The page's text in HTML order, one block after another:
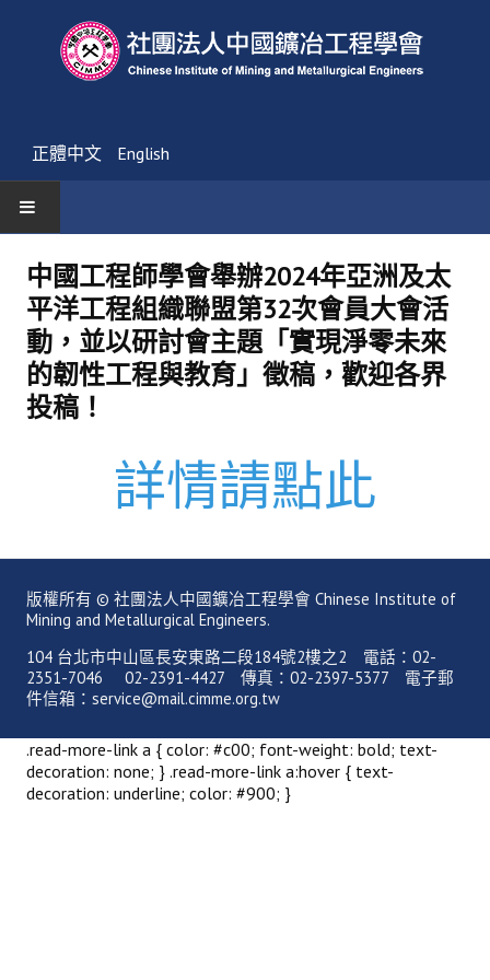
正體中文 English
首頁
最新消息
活動通告
友會消息
理事長的話
學會會歌
學會會址沿革
學會組織與架構
理監事會
中國工程師學會舉辦2024年亞洲及太
平洋工程組織聯盟第32次會員大會活
動，並以研討會主題「實現淨零未來
的韌性工程與教育」徵稿，歡迎各界
投稿！
詳情請點此
版權所有 © 社團法人中國鑛冶工程學會 Chinese Institute of
Mining and Metallurgical Engineers.
104 台北市中山區長安東路二段184號2樓之2 電話：02-
2351-7046 02-2391-4427 傳真：02-2397-5377 電子郵
件信箱：service@mail.cimme.org.tw
.read-more-link a { color: #c00; font-weight: bold; text-
decoration: none; } .read-more-link a:hover { text-
decoration: underline; color: #900; }